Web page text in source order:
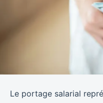
Le portage salarial